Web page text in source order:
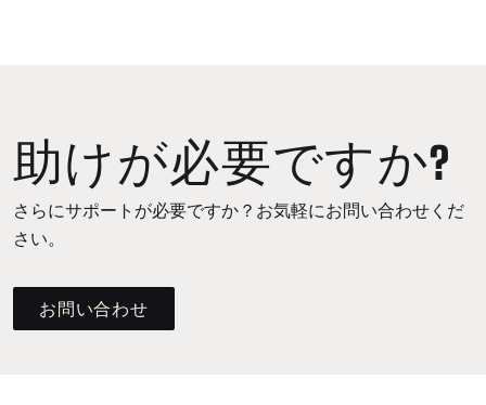
助けが必要ですか?
さらにサポートが必要ですか？お気軽にお問い合わせくだ
さい。
お問い合わせ